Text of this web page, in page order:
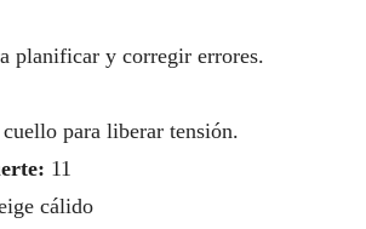
planificar y corregir errores.
para liberar tensión.
11
cálido